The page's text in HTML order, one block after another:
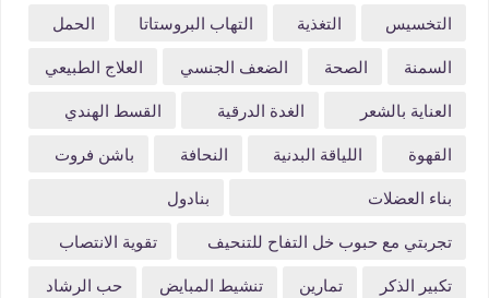
التخسيس التغذية التهاب البروستاتا
الحمل
السمنة
الصحة الضعف الجنسي
العلاج الطبيعي
العناية بالشعر
الغدة الدرقية
القسط الهندي
القهوة
اللياقة البدنية النحافة
باشن فروت
بناء العضلات
بنادول
تجربتي مع حبوب خل التفاح للتنحيف
تقوية الانتصاب
تكبير الذكر
تمارين تنشيط المبايض
حب الرشاد